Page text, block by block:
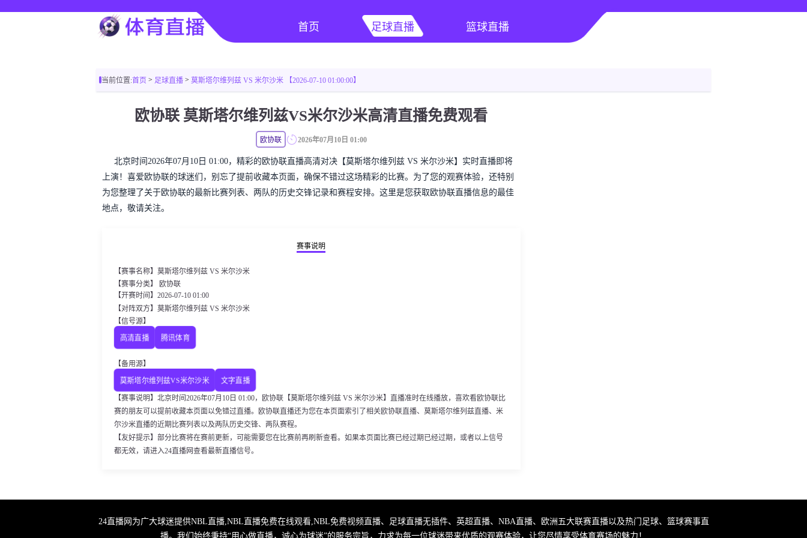
首页 足球直播 篮球直播
当前位置:首页 > 足球直播 > 莫斯塔尔维列兹 VS 米尔沙米 【2026-07-10 01:00:00】
欧协联 莫斯塔尔维列兹VS米尔沙米高清直播免费观看
欧协联 2026年07月10日 01:00
北京时间2026年07月10日 01:00，精彩的欧协联直播高清对决【莫斯塔尔维列兹 VS 米尔沙米】实时直播即将
上演！喜爱欧协联的球迷们，别忘了提前收藏本页面，确保不错过这场精彩的比赛。为了您的观赛体验，还特别
为您整理了关于欧协联的最新比赛列表、两队的历史交锋记录和赛程安排。这里是您获取欧协联直播信息的最佳
地点，敬请关注。
赛事说明
【赛事名称】莫斯塔尔维列兹 VS 米尔沙米
【赛事分类】 欧协联
【开赛时间】2026-07-10 01:00
【对阵双方】莫斯塔尔维列兹 VS 米尔沙米
【信号源】
高清直播 腾讯体育
【备用源】
莫斯塔尔维列兹VS米尔沙米 文字直播
【赛事说明】北京时间2026年07月10日 01:00，欧协联【莫斯塔尔维列兹 VS 米尔沙米】直播准时在线播放，喜欢看欧协联比
赛的朋友可以提前收藏本页面以免错过直播。欧协联直播还为您在本页面索引了相关欧协联直播、莫斯塔尔维列兹直播、米
尔沙米直播的近期比赛列表以及两队历史交锋、两队赛程。
【友好提示】部分比赛将在赛前更新，可能需要您在比赛前再刷新查看。如果本页面比赛已经过期已经过期，或者以上信号
都无效，请进入24直播网查看最新直播信号。
24直播网为广大球迷提供NBL直播,NBL直播免费在线观看,NBL免费视频直播、足球直播无插件、英超直播、NBA直播、欧洲五大联赛直播以及热门足球、篮球赛事直
播。我们始终秉持“用心做直播，诚心为球迷”的服务宗旨，力求为每一位球迷带来优质的观赛体验，让您尽情享受体育赛场的魅力！